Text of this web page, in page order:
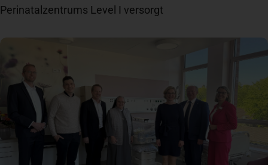
Veranstaltungen
Perinatalzentrums Level I versorgt